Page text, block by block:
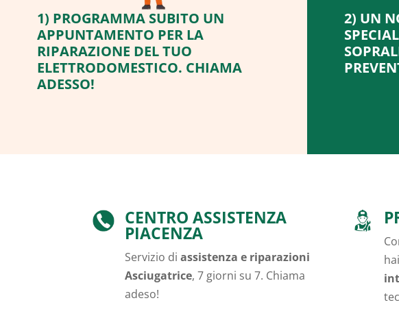
1) PROGRAMMA SUBITO UN
APPUNTAMENTO PER LA
RIPARAZIONE DEL TUO
ELETTRODOMESTICO. CHIAMA
ADESSO!
2) UN
CENTRO ASSISTENZA
PIACENZA
Servizio di assistenza e riparazioni
Asciugatrice, 7 giorni su 7. Chiama
adeso!